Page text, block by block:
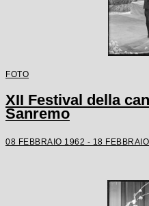
FOTO
XII Festival della
Sanremo
08 FEBBRAIO 1962 - 18